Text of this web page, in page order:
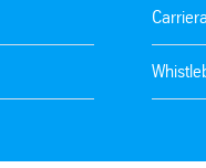
Carriera